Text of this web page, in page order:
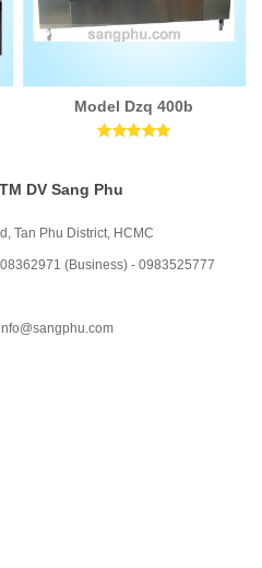
Model Dzq 400b
DV Sang Phu
Tan Phu District, HCMC
(Business) - 0983525777